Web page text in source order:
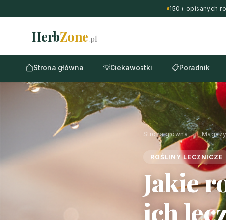
150+ opisanych
HerbZone.pl
Strona główna 💡Ciekawostki 📋Poradnik
Strona główna ›
ROŚLINY LECZNICZE
Jakie
ich